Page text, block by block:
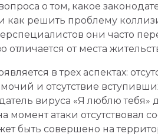
о том, какое
как решить проблему
они часто
от места
в трех аспектах:
и отсутствие
вируса «Я люблю тебя»
атаки отсутствовал
быть совершено на